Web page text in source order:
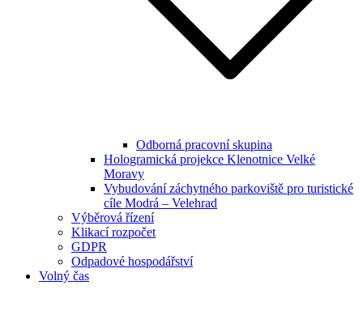
Odborná pracovní skupina
Hologramická projekce Klenotnice Velké
Moravy
Vybudování záchytného parkoviště pro turistické
cíle Modrá – Velehrad
Výběrová řízení
Klikací rozpočet
GDPR
Odpadové hospodářství
Volný čas